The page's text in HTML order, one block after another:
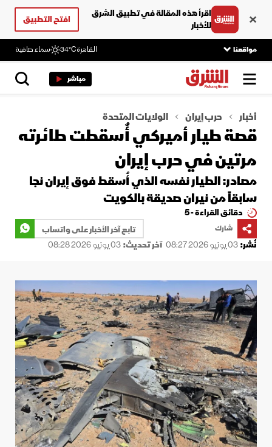
اقرأ هذه المقالة في تطبيق الشرق
للأخبار
افتح التطبيق
مواقعنا القاهرة34°C سماء صافية
مباشر
أخبار حرب إيران الولايات المتحدة
قصة طيار أميركي أُسقطت طائرته
مرتين في حرب إيران
مصادر: الطيار نفسه الذي أُسقط فوق إيران نجا
سابقاً من نيران صديقة بالكويت
دقائق القراءة - 5
شارك
تابع آخر الأخبار على واتساب
نُشر:03 يونيو 2026 08:27 آخر تحديث:03 يونيو 2026 08:28